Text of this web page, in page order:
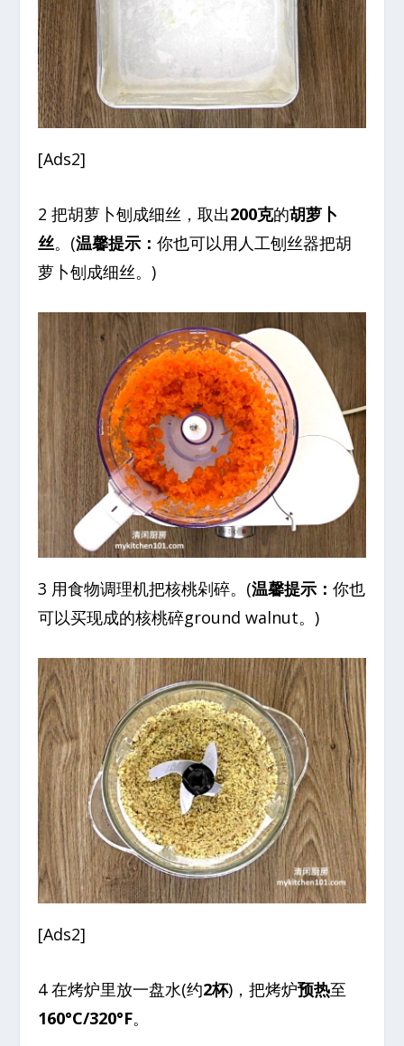
[Ads2]
2 把胡萝卜刨成细丝，取出200克的胡萝卜
丝。(温馨提示：你也可以用人工刨丝器把胡
萝卜刨成细丝。)
3 用食物调理机把核桃剁碎。(温馨提示：你也
可以买现成的核桃碎ground walnut。)
[Ads2]
4 在烤炉里放一盘水(约2杯)，把烤炉预热至
160°C/320°F。